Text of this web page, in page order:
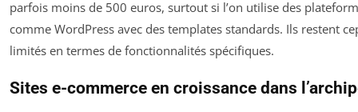
parfois moins de 500 euros, surtout si l’on utilise des
comme WordPress avec des templates standards. Ils restent
limités en termes de fonctionnalités spécifiques.
Sites e-commerce en croissance dans